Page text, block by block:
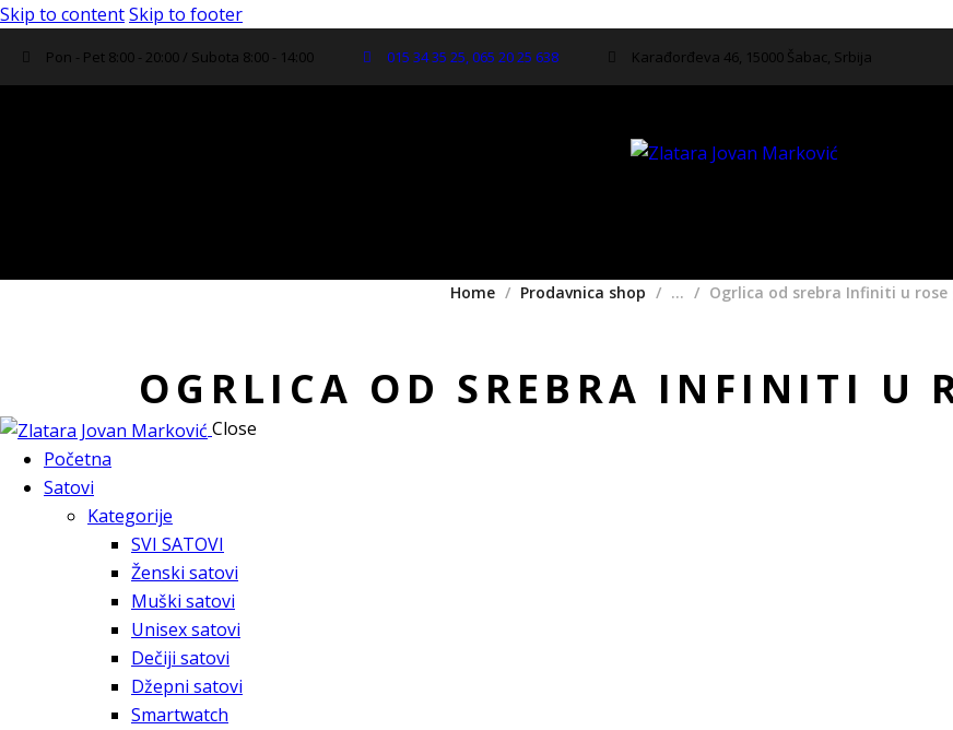
Skip to contentSkip to footer
Pon - Pet 8:00 - 20:00 / Subota 8:00 - 14:00 015 34 35 25, 065 20 25 638 Karađorđeva 46, 15000 Šabac, Srbija
OGRLICA OD SREBRA INFINITI U
Home Prodavnica shop ... Ogrlica od srebra Infiniti u rose
Close
Početna
Satovi
Kategorije
SVI SATOVI
Ženski satovi
Muški satovi
Unisex satovi
Dečiji satovi
Džepni satovi
Smartwatch